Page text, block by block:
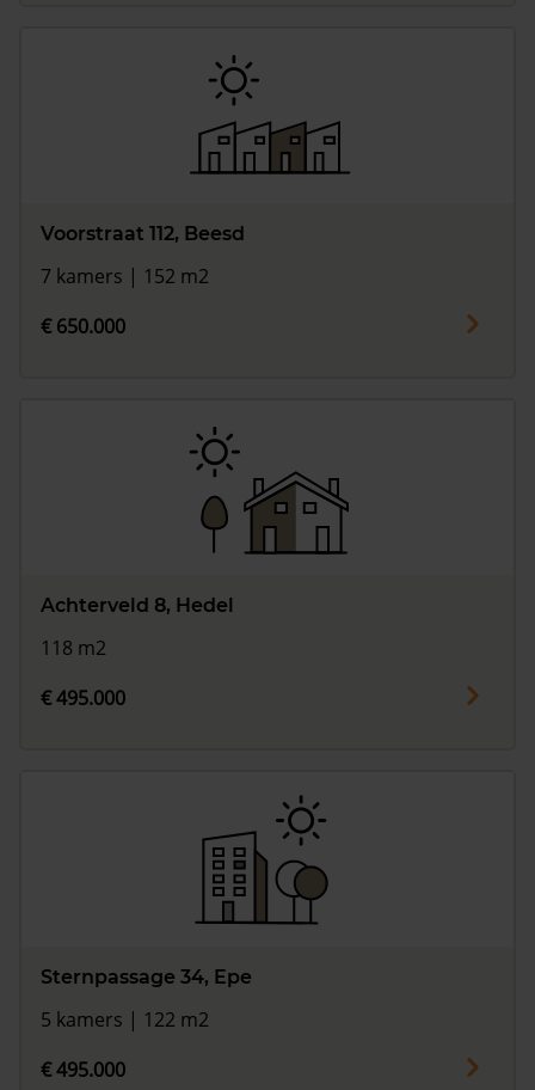
Voorstraat 112, Beesd
7 kamers | 152 m2
€ 650.000
Achterveld 8, Hedel
118 m2
€ 495.000
Sternpassage 34, Epe
5 kamers | 122 m2
€ 495.000